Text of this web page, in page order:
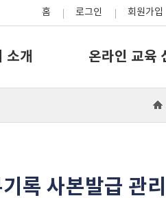
홈 로그인 회원가입
소개 온라인 교육
록 사본발급 관